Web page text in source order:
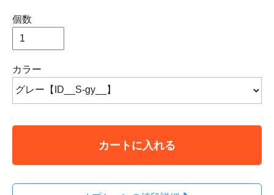
個数
カラー
カートに入れる